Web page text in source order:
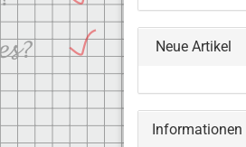
Neue Artikel
Informationen